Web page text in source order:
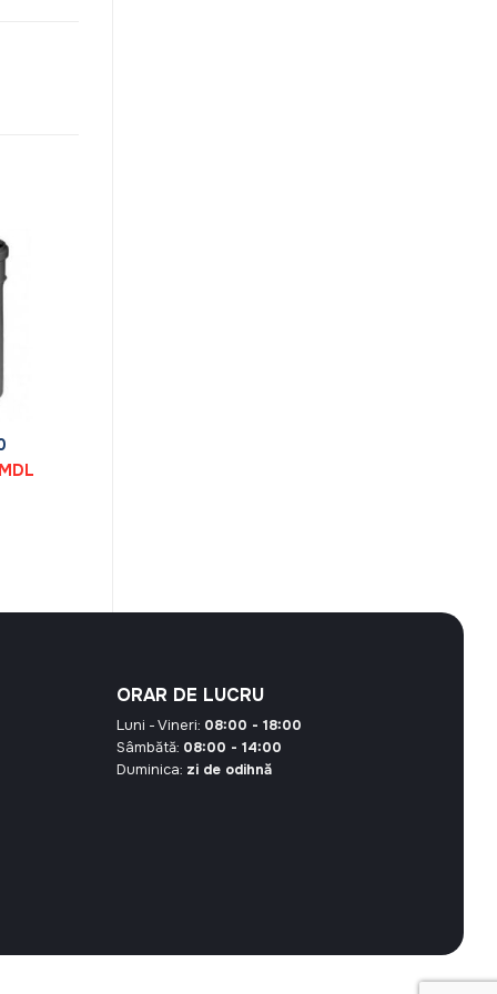
MDLPrețul
ORAR DE LUCRU
Luni - Vineri: 08:00 - 18:00
Sâmbătă: 08:00 - 14:00
Duminica: zi de odihnă